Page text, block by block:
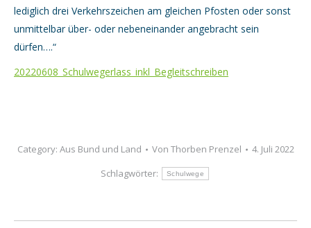
lediglich drei Verkehrszeichen am gleichen Pfosten oder sonst
unmittelbar über- oder nebeneinander angebracht sein
dürfen….“
20220608_Schulwegerlass_inkl_Begleitschreiben
Category: Aus Bund und Land Von Thorben Prenzel
4. Juli 2022
Schlagwörter:
Schulwege